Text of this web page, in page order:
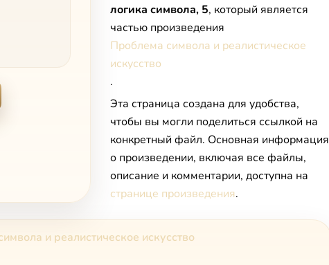
логика символа, 5, который является
частью произведения
Проблема символа и реалистическое
искусство
.
Эта страница создана для удобства,
чтобы вы могли поделиться ссылкой на
конкретный файл. Основная информация
о произведении, включая все файлы,
описание и комментарии, доступна на
странице произведения.
и реалистическое искусство